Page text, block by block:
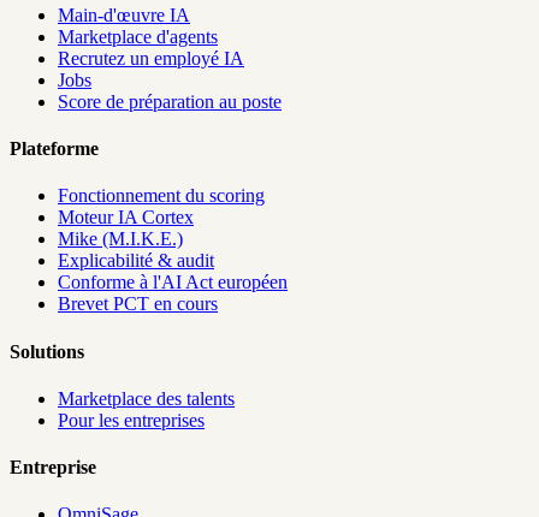
Main-d'œuvre IA
Marketplace d'agents
Recrutez un employé IA
Jobs
Score de préparation au poste
Plateforme
Fonctionnement du scoring
Moteur IA Cortex
Mike (M.I.K.E.)
Explicabilité & audit
Conforme à l'AI Act européen
Brevet PCT en cours
Solutions
Marketplace des talents
Pour les entreprises
Entreprise